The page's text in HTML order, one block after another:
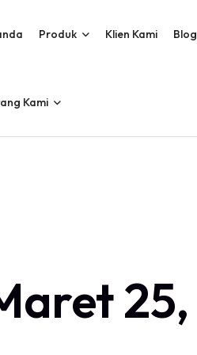
Produk Klien Kami Blog
Kami
25,